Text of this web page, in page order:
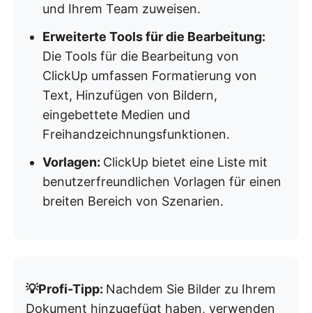
und Ihrem Team zuweisen.
Erweiterte Tools für die Bearbeitung:
Die Tools für die Bearbeitung von
ClickUp umfassen Formatierung von
Text, Hinzufügen von Bildern,
eingebettete Medien und
Freihandzeichnungsfunktionen.
Vorlagen: ClickUp bietet eine Liste mit
benutzerfreundlichen Vorlagen für einen
breiten Bereich von Szenarien.
💡Profi-Tipp: Nachdem Sie Bilder zu Ihrem
Dokument hinzugefügt haben, verwenden